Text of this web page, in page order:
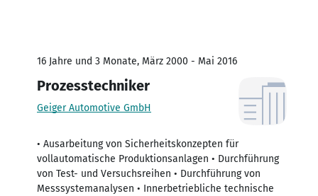
16 Jahre und 3 Monate, März 2000 - Mai 2016
Prozesstechniker
Geiger Automotive GmbH
• Ausarbeitung von Sicherheitskonzepten für
vollautomatische Produktionsanlagen • Durchführung
von Test- und Versuchsreihen • Durchführung von
Messsystemanalysen • Innerbetriebliche technische